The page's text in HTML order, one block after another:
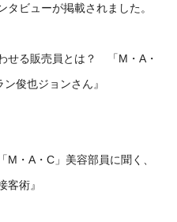
ビューが掲載されました。
せる販売員とは？ 「M・A・
俊也ジョンさん』
M・A・C」美容部員に聞く、
客術』